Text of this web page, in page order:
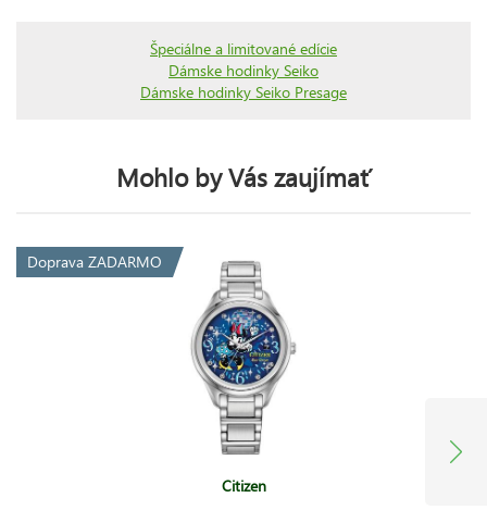
Špeciálne a limitované edície
Dámske hodinky Seiko
Dámske hodinky Seiko Presage
Mohlo by Vás zaujímať
Doprava ZADARMO
Citizen